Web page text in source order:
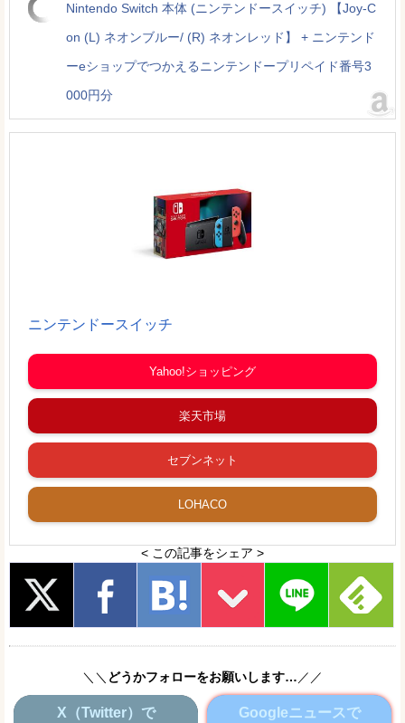
Nintendo Switch 本体 (ニンテンドースイッチ) 【Joy-C
on (L) ネオンブルー/ (R) ネオンレッド】 + ニンテンド
ーeショップでつかえるニンテンドープリペイド番号3
000円分
ニンテンドースイッチ
Yahoo!ショッピング
楽天市場
セブンネット
LOHACO
< この記事をシェア >
＼＼ どうかフォローをお願いします… ／／
X（Twitter）で
Googleニュースで